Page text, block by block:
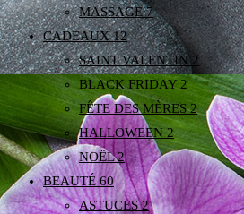
MASSAGE7
CADEAUX12
SAINT VALENTIN2
BLACK FRIDAY 2
FÊTE DES MÈRES2
HALLOWEEN2
NOËL2
BEAUTÉ60
ASTUCES2